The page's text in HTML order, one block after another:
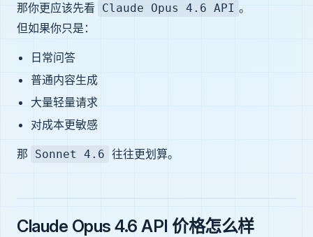
那你更应该先看 Claude Opus 4.6 API 。
但如果你只是：
日常问答
普通内容生成
大量轻量请求
对成本更敏感
那 Sonnet 4.6 往往更划算。
Claude Opus 4.6 API 价格怎么样